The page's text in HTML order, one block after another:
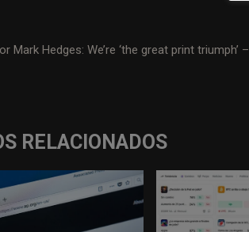
Mark Hedges: We’re ‘the great print triumph’ –
RELACIONADOS